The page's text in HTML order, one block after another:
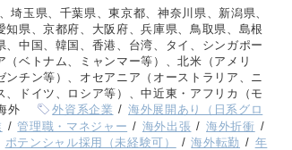
埼玉県、千葉県、東京都、神奈川県、新潟県、
県、京都府、大阪府、兵庫県、鳥取県、島根
中国、韓国、香港、台湾、タイ、シンガポー
ベトナム、ミャンマー等）、北米（アメリ
チン等）、オセアニア（オーストラリア、ニ
ドイツ、ロシア等）、中近東・アフリカ（モ
外
外資系企業
海外展開あり（日系グロ
管理職・マネジャー 海外出張
海外折衝
ポテンシャル採用（未経験可） 海外転勤
年